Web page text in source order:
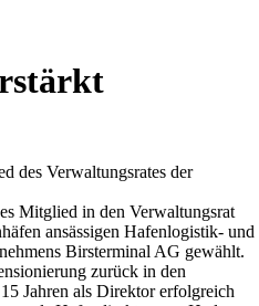
des Verwaltungsrates der
Mitglied in den Verwaltungsrat
ansässigen Hafenlogistik- und
Birsterminal AG gewählt.
zurück in den
Jahren als Direktor erfolgreich